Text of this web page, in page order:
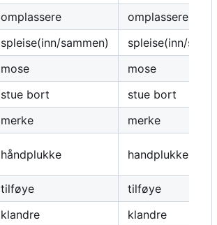
omplassere
omplassere
spleise(inn/sammen)
spleise(inn/
mose
mose
stue bort
stue bort
merke
merke
håndplukke handplukke
tilføye
tilføye
klandre
klandre